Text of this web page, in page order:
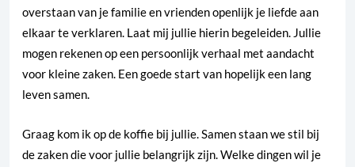
overstaan van je familie en vrienden openlijk je liefde aan
elkaar te verklaren. Laat mij jullie hierin begeleiden. Jullie
mogen rekenen op een persoonlijk verhaal met aandacht
voor kleine zaken. Een goede start van hopelijk een lang
leven samen.
Graag kom ik op de koffie bij jullie. Samen staan we stil bij
de zaken die voor jullie belangrijk zijn. Welke dingen wil je